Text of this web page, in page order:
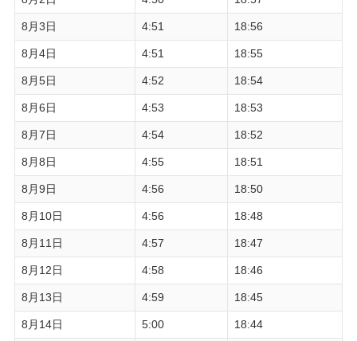
8月3日 4:51 18:56
8月4日 4:51 18:55
8月5日 4:52 18:54
8月6日 4:53 18:53
8月7日 4:54 18:52
8月8日 4:55 18:51
8月9日 4:56 18:50
8月10日 4:56 18:48
8月11日 4:57 18:47
8月12日 4:58 18:46
8月13日 4:59 18:45
8月14日 5:00 18:44